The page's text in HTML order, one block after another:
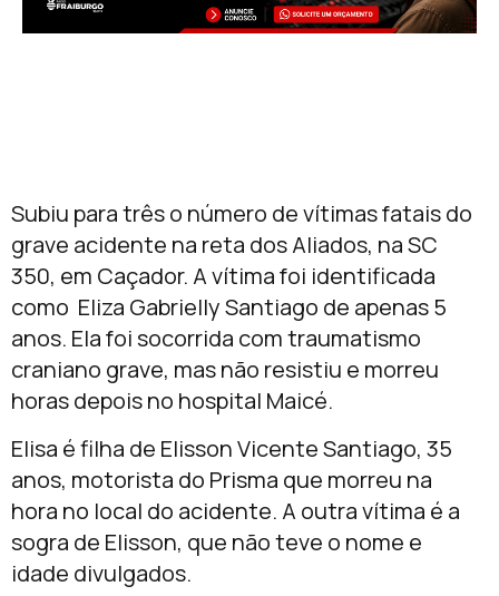
Subiu para três o número de vítimas fatais do
grave acidente na reta dos Aliados, na SC
350, em Caçador. A vítima foi identificada
como Eliza Gabrielly Santiago de apenas 5
anos. Ela foi socorrida com traumatismo
craniano grave, mas não resistiu e morreu
horas depois no hospital Maicé.
Elisa é filha de Elisson Vicente Santiago, 35
anos, motorista do Prisma que morreu na
hora no local do acidente. A outra vítima é a
sogra de Elisson, que não teve o nome e
idade divulgados.